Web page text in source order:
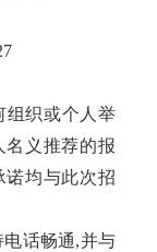
组织或个人举
名义推荐的报
诺均与此次招
话畅通,并与